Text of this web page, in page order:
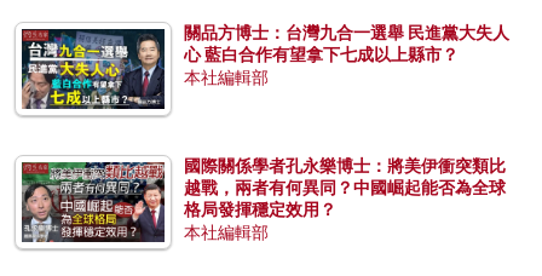
關品方博士：台灣九合一選舉 民進黨大失人
心 藍白合作有望拿下七成以上縣市？
本社編輯部
國際關係學者孔永樂博士：將美伊衝突類比
越戰，兩者有何異同？中國崛起能否為全球
格局發揮穩定效用？
本社編輯部